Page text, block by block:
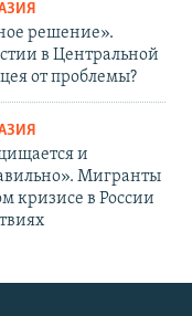
решение».
в Центральной
от проблемы?
и
Мигранты
кризисе в России